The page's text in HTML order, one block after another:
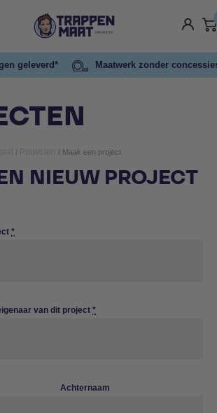
geleverd* Maatwerk zonder
/ / Maak een project
NIEUW PROJECT
*
van dit project *
Achternaam